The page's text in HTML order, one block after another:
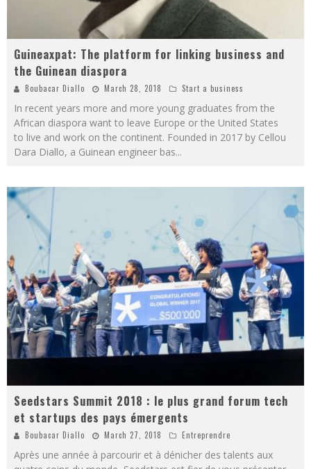
Guineaxpat: The platform for linking business and
the Guinean diaspora
Boubacar Diallo March 28, 2018 Start a business
In recent years more and more young graduates from the
African diaspora want to leave Europe or the United States
to live and work on the continent. Founded in 2017 by Cellou
Dara Diallo, a Guinean engineer bas...
Seedstars Summit 2018 : le plus grand forum tech
et startups des pays émergents
Boubacar Diallo March 27, 2018 Entreprendre
Après une année à parcourir et à dénicher des talents aux